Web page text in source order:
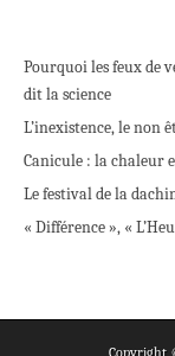
Pourquoi les feux de
dit la science
L’inexistence, le non
Canicule : la chaleur
Le festival de la
« Différence », «
Copyright